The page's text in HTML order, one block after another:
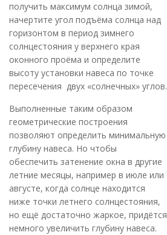
получить максимум солнца зимой,
начертите угол подъёма солнца над
горизонтом в период зимнего
солнцестояния у верхнего края
оконного проёма и определите
высоту установки навеса по точке
пересечения двух «солнечных» углов.
Выполненные таким образом
геометрические построения
позволяют определить минимальную
глубину навеса. Но чтобы
обеспечить затенение окна в другие
летние месяцы, например в июле или
августе, когда солнце находится
ниже точки летнего солнцестояния,
но ещё достаточно жаркое, придётся
немного увеличить глубину навеса.